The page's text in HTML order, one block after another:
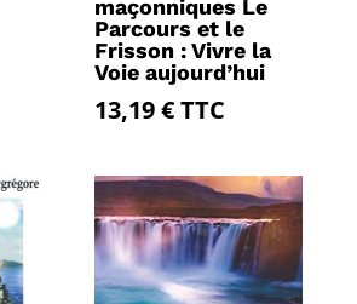
maçonniques Le
Parcours et le
Frisson : Vivre la
Voie aujourd’hui
13,19€TTC